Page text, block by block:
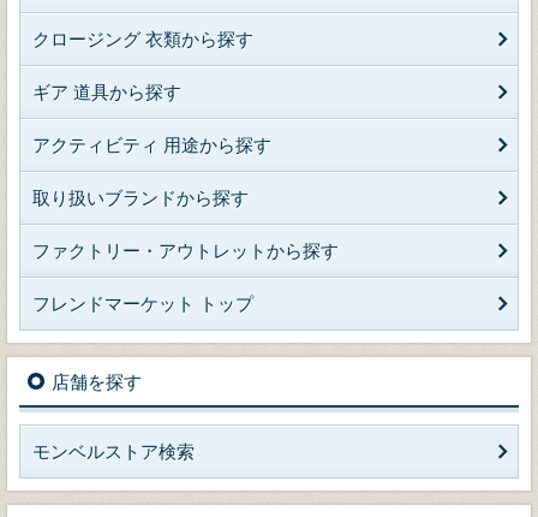
クロージング 衣類から探す
ギア 道具から探す
アクティビティ 用途から探す
取り扱いブランドから探す
ファクトリー・アウトレットから探す
フレンドマーケット トップ
店舗を探す
モンベルストア検索